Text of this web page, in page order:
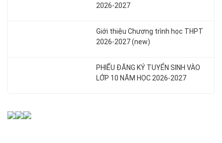
2026-2027
Giới thiệu Chương trình học THPT
2026-2027 (new)
PHIẾU ĐĂNG KÝ TUYỂN SINH VÀO
LỚP 10 NĂM HỌC 2026-2027